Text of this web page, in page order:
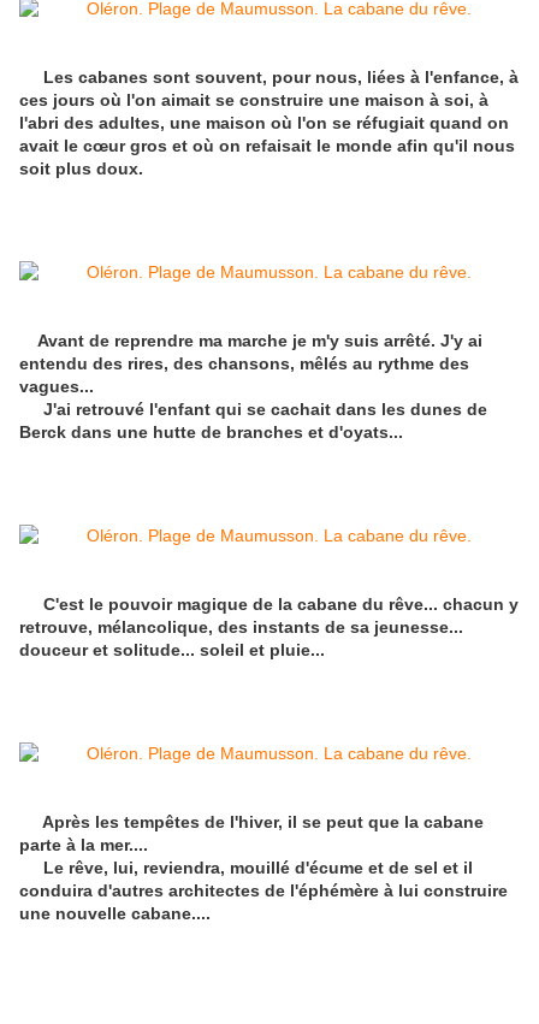
Les cabanes sont souvent, pour nous, liées à l'enfance, à
ces jours où l'on aimait se construire une maison à soi, à
l'abri des adultes, une maison où l'on se réfugiait quand on
avait le cœur gros et où on refaisait le monde afin qu'il nous
soit plus doux.
Avant de reprendre ma marche je m'y suis arrêté. J'y ai
entendu des rires, des chansons, mêlés au rythme des
vagues...
J'ai retrouvé l'enfant qui se cachait dans les dunes de
Berck dans une hutte de branches et d'oyats...
C'est le pouvoir magique de la cabane du rêve... chacun y
retrouve, mélancolique, des instants de sa jeunesse...
douceur et solitude... soleil et pluie...
Après les tempêtes de l'hiver, il se peut que la cabane
parte à la mer....
Le rêve, lui, reviendra, mouillé d'écume et de sel et il
conduira d'autres architectes de l'éphémère à lui construire
une nouvelle cabane....